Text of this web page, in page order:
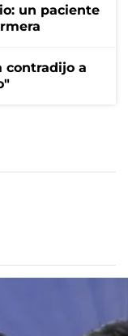
un paciente
contradijo a